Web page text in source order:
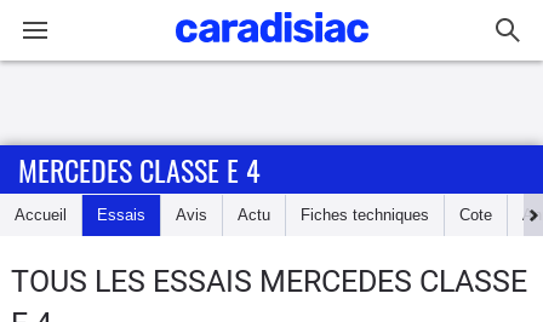
Accueil
Essais
MERCEDES CLASSE E 4
Accueil Essais Avis Actu Fiches techniques Cote
TOUS LES ESSAIS MERCEDES CLASSE